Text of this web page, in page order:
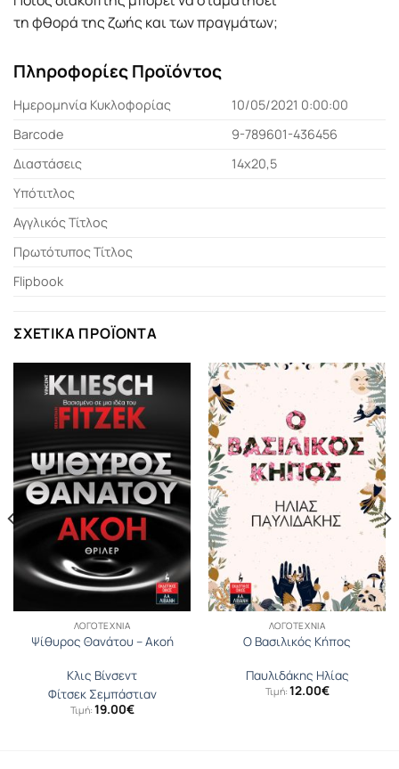
τη φθορά της ζωής και των πραγµάτων;
Πληροφορίες Προϊόντος
Ημερομηνία Κυκλοφορίας
10/05/2021 0:00:00
Barcode
9-789601-436456
Διαστάσεις
14x20,5
Υπότιτλος
Αγγλικός Τίτλος
Πρωτότυπος Τίτλος
Flipbook
ΣΧΕΤΙΚΆ ΠΡΟΪΌΝΤΑ
ΛΟΓΟΤΕΧΝΊΑ
Ψίθυρος Θανάτου – Ακοή
Κλις Βίνσεντ
Φίτσεκ Σεμπάστιαν
Τιμή: 19.00€
ΛΟΓΟΤΕΧΝΊΑ
Ο Βασιλικός Κήπος
Παυλιδάκης Ηλίας
Τιμή: 12.00€